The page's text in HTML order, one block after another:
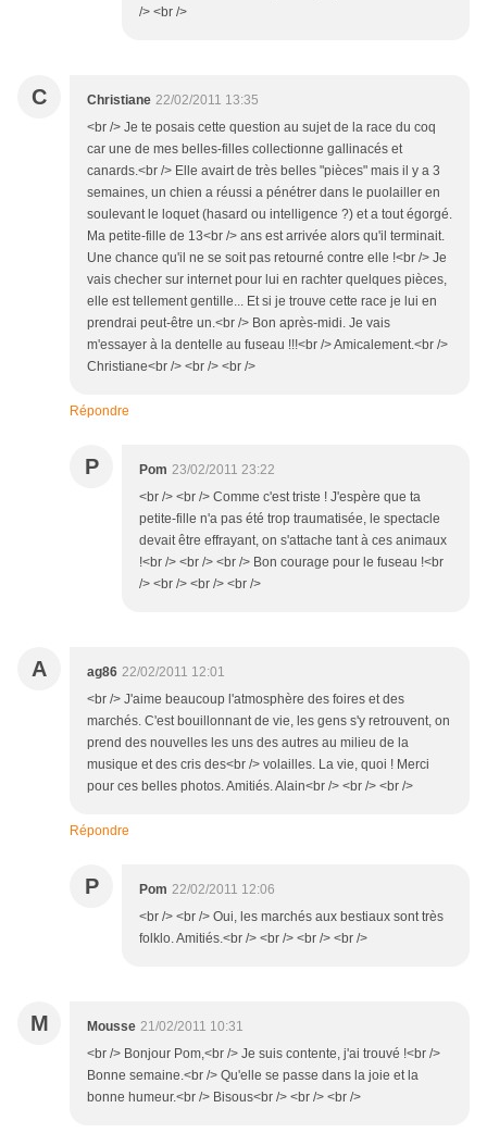
/> <br />
C Christiane 22/02/2011 13:35
<br /> Je te posais cette question au sujet de la race du coq
car une de mes belles-filles collectionne gallinacés et
canards.<br /> Elle avairt de très belles "pièces" mais il y a 3
semaines, un chien a réussi a pénétrer dans le puolailler en
soulevant le loquet (hasard ou intelligence ?) et a tout égorgé.
Ma petite-fille de 13<br /> ans est arrivée alors qu'il terminait.
Une chance qu'il ne se soit pas retourné contre elle !<br /> Je
vais checher sur internet pour lui en rachter quelques pièces,
elle est tellement gentille... Et si je trouve cette race je lui en
prendrai peut-être un.<br /> Bon après-midi. Je vais
m'essayer à la dentelle au fuseau !!!<br /> Amicalement.<br />
Christiane<br /> <br /> <br />
Répondre
P Pom 23/02/2011 23:22
<br /> <br /> Comme c'est triste ! J'espère que ta
petite-fille n'a pas été trop traumatisée, le spectacle
devait être effrayant, on s'attache tant à ces animaux
!<br /> <br /> <br /> Bon courage pour le fuseau !<br
/> <br /> <br /> <br />
A ag86 22/02/2011 12:01
<br /> J'aime beaucoup l'atmosphère des foires et des
marchés. C'est bouillonnant de vie, les gens s'y retrouvent, on
prend des nouvelles les uns des autres au milieu de la
musique et des cris des<br /> volailles. La vie, quoi ! Merci
pour ces belles photos. Amitiés. Alain<br /> <br /> <br />
Répondre
P Pom 22/02/2011 12:06
<br /> <br /> Oui, les marchés aux bestiaux sont très
folklo. Amitiés.<br /> <br /> <br /> <br />
M Mousse 21/02/2011 10:31
<br /> Bonjour Pom,<br /> Je suis contente, j'ai trouvé !<br />
Bonne semaine.<br /> Qu'elle se passe dans la joie et la
bonne humeur.<br /> Bisous<br /> <br /> <br />